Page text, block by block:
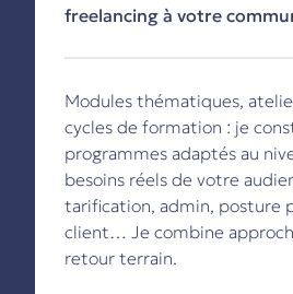
freelancing à votre
Modules thématiques,
cycles de formation : je
programmes adaptés au
besoins réels de votre
tarification, admin, posture
client… Je combine
retour terrain.